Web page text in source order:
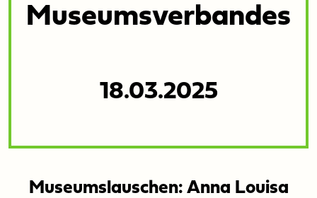
Museumsverbandes
18.03.2025
Museumslauschen: Anna Louisa